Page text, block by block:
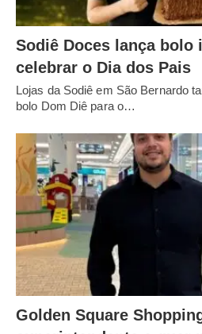
Sodiê Doces lança bolo
celebrar o Dia dos Pais
Lojas da Sodiê em São Bernardo
bolo Dom Diê para o…
Golden Square